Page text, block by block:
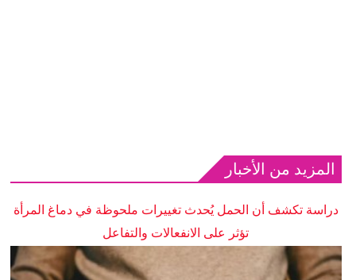
المزيد من الأخبار
دراسة تكشف أن الحمل يُحدث تغييرات ملحوظة في دماغ المرأة
تؤثر على الانفعالات والتفاعل